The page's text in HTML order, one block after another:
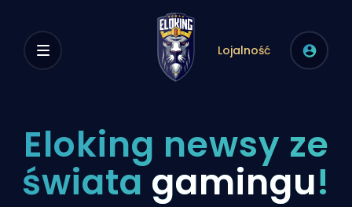
Lojalność
Eloking newsy ze
światagamingu!